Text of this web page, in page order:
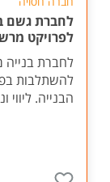
לחברת גשם
לפרויקט
לחברת בנייה
להשתלבות
הבנייה.